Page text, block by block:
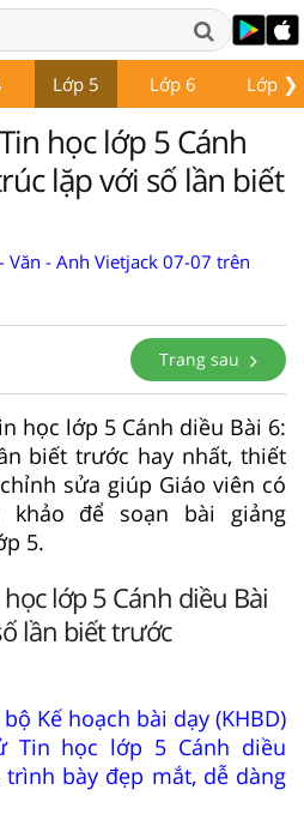
❯
Lớp 5 Lớp 6 Lớp 7
học lớp 5 Cánh
lặp với số lần biết
Văn - Anh Vietjack 07-07 trên
Trang sau
học lớp 5 Cánh diều Bài 6:
biết trước hay nhất, thiết
sửa giúp Giáo viên có
để soạn bài giảng
5.
lớp 5 Cánh diều Bài
lần biết trước
Kế hoạch bài dạy (KHBD)
Tin học lớp 5 Cánh diều
bày đẹp mắt, dễ dàng